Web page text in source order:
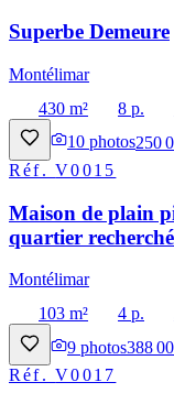
Superbe Demeure
Montélimar
430 m²
8 p.
10 photos250
Réf.V0015
Maison de plain
quartier
Montélimar
103 m²
4 p.
9 photos388
Réf.V0017